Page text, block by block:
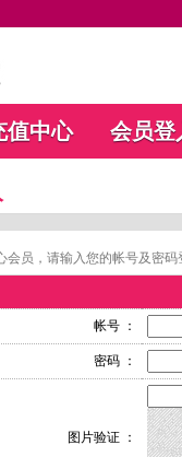
值中心 会员登
会员，请输入您的帐号及密
帐号 ：
密码 ：
图片验证 ：